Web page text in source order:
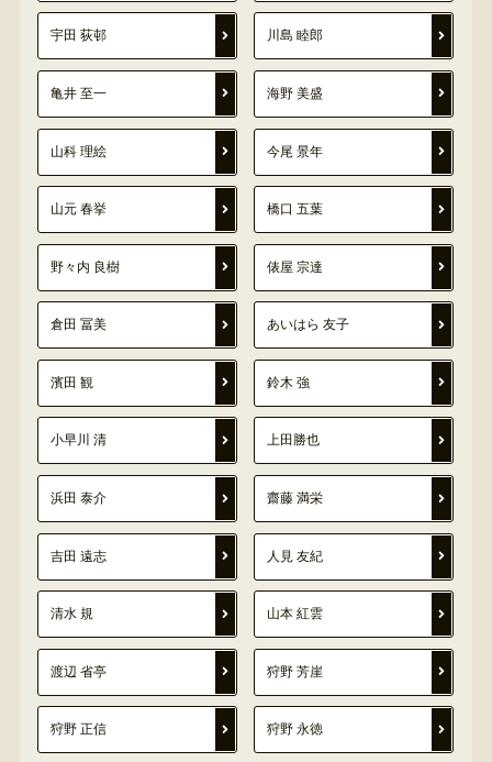
宇田 荻邨 川島 睦郎
亀井 至一 海野 美盛
山科 理絵 今尾 景年
山元 春挙 橋口 五葉
野々内 良樹 俵屋 宗達
倉田 冨美 あいはら 友子
濱田 観 鈴木 強
小早川 清 上田勝也
浜田 泰介 齋藤 満栄
吉田 遠志 人見 友紀
清水 規 山本 紅雲
渡辺 省亭 狩野 芳崖
狩野 正信 狩野 永徳